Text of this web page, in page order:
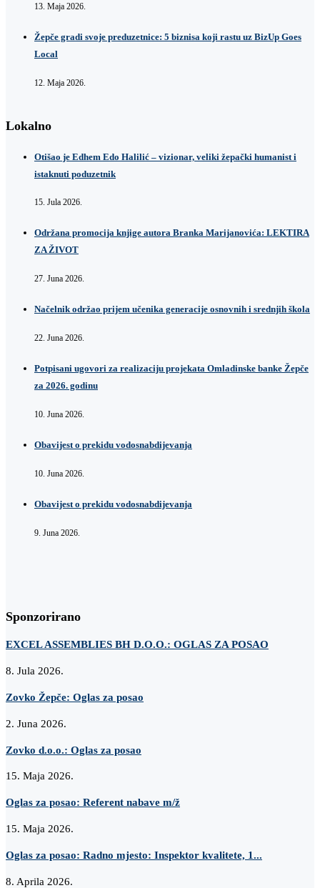
13. Maja 2026.
Žepče gradi svoje preduzetnice: 5 biznisa koji rastu uz BizUp Goes
Local
12. Maja 2026.
Lokalno
Otišao je Edhem Edo Halilić – vizionar, veliki žepački humanist i
istaknuti poduzetnik
15. Jula 2026.
Održana promocija knjige autora Branka Marijanovića: LEKTIRA
ZA ŽIVOT
27. Juna 2026.
Načelnik održao prijem učenika generacije osnovnih i srednjih škola
22. Juna 2026.
Potpisani ugovori za realizaciju projekata Omladinske banke Žepče
za 2026. godinu
10. Juna 2026.
Obavijest o prekidu vodosnabdijevanja
10. Juna 2026.
Obavijest o prekidu vodosnabdijevanja
9. Juna 2026.
Sponzorirano
EXCEL ASSEMBLIES BH D.O.O.: OGLAS ZA POSAO
8. Jula 2026.
Zovko Žepče: Oglas za posao
2. Juna 2026.
Zovko d.o.o.: Oglas za posao
15. Maja 2026.
Oglas za posao: Referent nabave m/ž
15. Maja 2026.
Oglas za posao: Radno mjesto: Inspektor kvalitete, 1...
8. Aprila 2026.